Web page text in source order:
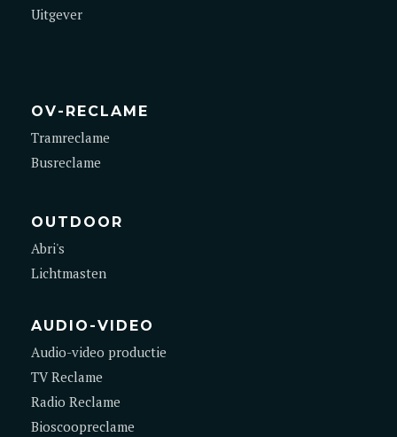
Uitgever
OV-RECLAME
Tramreclame
Busreclame
OUTDOOR
Abri's
Lichtmasten
AUDIO-VIDEO
Audio-video productie
TV Reclame
Radio Reclame
Bioscoopreclame